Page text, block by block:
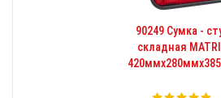
90249 Сумка -
складная